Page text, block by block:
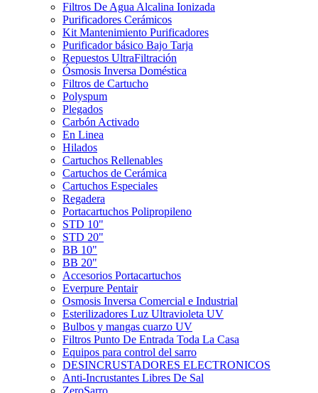
Filtros De Agua Alcalina Ionizada
Purificadores Cerámicos
Kit Mantenimiento Purificadores
Purificador básico Bajo Tarja
Repuestos UltraFiltración
Ósmosis Inversa Doméstica
Filtros de Cartucho
Polyspum
Plegados
Carbón Activado
En Linea
Hilados
Cartuchos Rellenables
Cartuchos de Cerámica
Cartuchos Especiales
Regadera
Portacartuchos Polipropileno
STD 10"
STD 20"
BB 10"
BB 20"
Accesorios Portacartuchos
Everpure Pentair
Osmosis Inversa Comercial e Industrial
Esterilizadores Luz Ultravioleta UV
Bulbos y mangas cuarzo UV
Filtros Punto De Entrada Toda La Casa
Equipos para control del sarro
DESINCRUSTADORES ELECTRONICOS
Anti-Incrustantes Libres De Sal
ZeroSarro